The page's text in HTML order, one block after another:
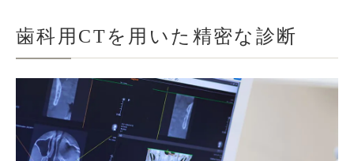
歯科用CTを用いた精密な診断